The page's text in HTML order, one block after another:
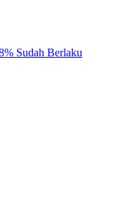
Sudah Berlaku